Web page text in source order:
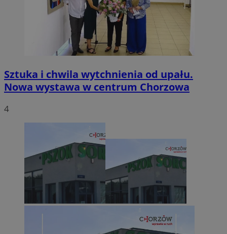
Sztuka i chwila wytchnienia od upału.
Nowa wystawa w centrum Chorzowa
4